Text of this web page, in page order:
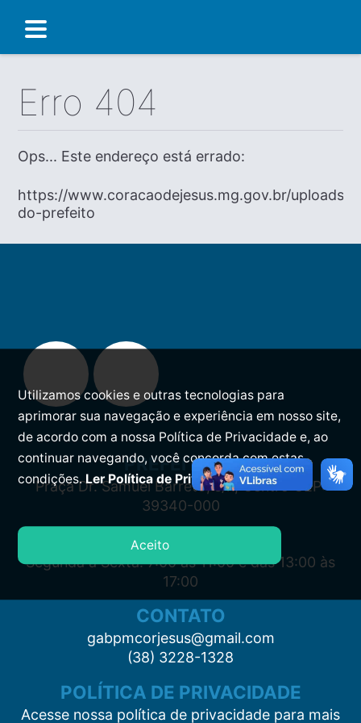
Erro 404
Ops... Este endereço está errado:
https://www.coracaodejesus.mg.gov.br/uploads/
do-prefeito
PREFEITURA
Praça Dr. Samuel Barreto, s/n, Centro CEP:
39340-000
ATENDIMENTO
Segunda à Sexta: 7:00 às 11:00 e das 13:00 às
17:00
CONTATO
gabpmcorjesus@gmail.com
(38) 3228-1328
POLÍTICA DE PRIVACIDADE
Acesse nossa política de privacidade para mais
Utilizamos cookies e outras tecnologias para
aprimorar sua navegação e experiência em nosso site,
de acordo com a nossa Política de Privacidade e, ao
continuar navegando, você concorda com estas
condições.Ler Política de Privacidade.
Aceito